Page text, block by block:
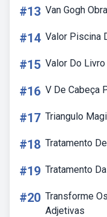
#13 Van Gogh
#14 Valor Piscina
#15 Valor Do
#16 V De Cabeça
#17 Triangulo
#18 Tratamento
#19 Tratamento
#20 Transforme
Adjetivas